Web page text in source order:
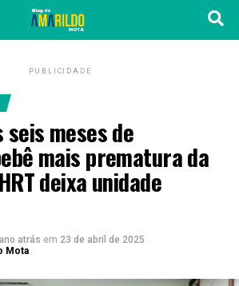
PUBLICIDADE
seis meses de
mais prematura da
deixa unidade
atrás em 23 de abril de 2025
Mota